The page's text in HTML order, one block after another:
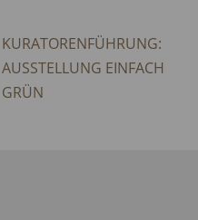
KURATORENFÜHRUNG:
AUSSTELLUNG EINFACH
GRÜN